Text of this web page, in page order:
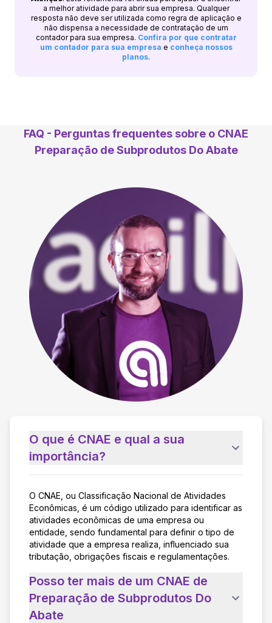
a melhor atividade para abrir sua empresa. Qualquer
resposta não deve ser utilizada como regra de aplicação e
não dispensa a necessidade de contratação de um
contador para sua empresa. Confira por que contratar
um contador para sua empresa e conheça nossos
planos.
FAQ - Perguntas frequentes sobre o CNAE
Preparação de Subprodutos Do Abate
O que é CNAE e qual a sua
importância?
O CNAE, ou Classificação Nacional de Atividades
Econômicas, é um código utilizado para identificar as
atividades econômicas de uma empresa ou
entidade, sendo fundamental para definir o tipo de
atividade que a empresa realiza, influenciado sua
tributação, obrigações fiscais e regulamentações.
Posso ter mais de um CNAE de
Preparação de Subprodutos Do
Abate